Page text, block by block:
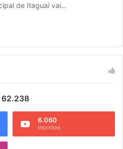
de Itaguaí vai…
62.238
6.060
Inscritos